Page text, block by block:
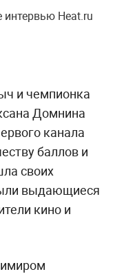
Heat.ru
и чемпионка
Домнина
канала
баллов и
своих
выдающиеся
кино и